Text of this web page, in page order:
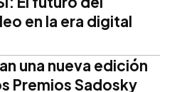
en la era digital
una nueva edición
Premios Sadosky